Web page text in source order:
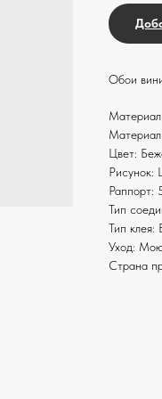
Обои
Материал
Цвет:
Рисунок:
Раппорт:
Тип
Тип клея:
Уход:
Страна